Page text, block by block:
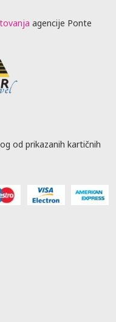
agencije Ponte
od prikazanih kartičnih